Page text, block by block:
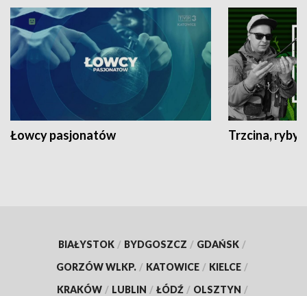
Łowcy pasjonatów Trzcina, ryby
BIAŁYSTOK / BYDGOSZCZ / GDAŃSK /
GORZÓW WLKP. / KATOWICE / KIELCE /
KRAKÓW / LUBLIN / ŁÓDŹ / OLSZTYN /